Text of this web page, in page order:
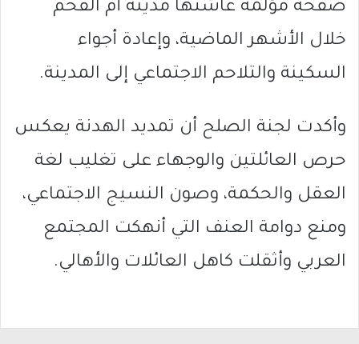
صفحة مؤلمة عاشتها مدينة أم الفحم
خلال الأشهر الماضية، وإعادة أجواء
السكينة والتلاحم الاجتماعي إلى المدينة.
وأكدت لجنة الصلح أن تمديد الهدنة يعكس
حرص العائلتين والوجهاء على تغليب لغة
العقل والحكمة، وصون النسيج الاجتماعي،
ومنع دوامة العنف التي أنهكت المجتمع
العربي وأثقلت كاهل العائلات والأهالي.